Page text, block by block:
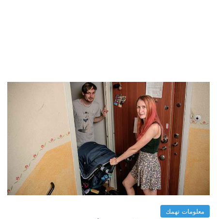
معلومات تهمك